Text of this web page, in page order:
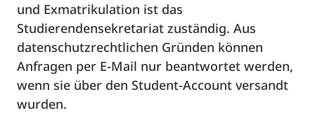
und Exmatrikulation ist das
Studierendensekretariat zuständig. Aus
datenschutzrechtlichen Gründen können
Anfragen per E-Mail nur beantwortet werden,
wenn sie über den Student-Account versandt
wurden.